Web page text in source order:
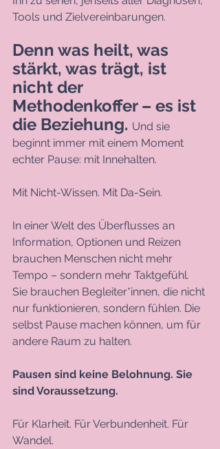
Tools und Zielvereinbarungen.
Denn was heilt, was
stärkt, was trägt, ist
nicht der
Methodenkoffer – es ist
die Beziehung. Und sie
beginnt immer mit einem Moment
echter Pause: mit Innehalten.
Mit Nicht-Wissen. Mit Da-Sein.
In einer Welt des Überflusses an
Information, Optionen und Reizen
brauchen Menschen nicht mehr
Tempo – sondern mehr Taktgefühl.
Sie brauchen Begleiter*innen, die nicht
nur funktionieren, sondern fühlen. Die
selbst Pause machen können, um für
andere Raum zu halten.
Pausen sind keine Belohnung. Sie
sind Voraussetzung.
Für Klarheit. Für Verbundenheit. Für
Wandel.